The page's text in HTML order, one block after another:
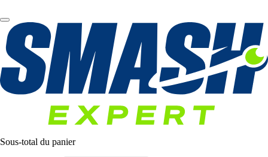
Sous-total du panier